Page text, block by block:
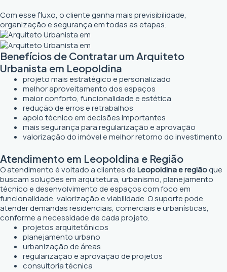
Com esse fluxo, o cliente ganha mais previsibilidade,
organização e segurança em todas as etapas.
Benefícios de Contratar um Arquiteto
Urbanista em Leopoldina
projeto mais estratégico e personalizado
melhor aproveitamento dos espaços
maior conforto, funcionalidade e estética
redução de erros e retrabalhos
apoio técnico em decisões importantes
mais segurança para regularização e aprovação
valorização do imóvel e melhor retorno do investimento
Atendimento em Leopoldina e Região
O atendimento é voltado a clientes deLeopoldina e regiãoque
buscam soluções em arquitetura, urbanismo, planejamento
técnico e desenvolvimento de espaços com foco em
funcionalidade, valorização e viabilidade. O suporte pode
atender demandas residenciais, comerciais e urbanísticas,
conforme a necessidade de cada projeto.
projetos arquitetônicos
planejamento urbano
urbanização de áreas
regularização e aprovação de projetos
consultoria técnica